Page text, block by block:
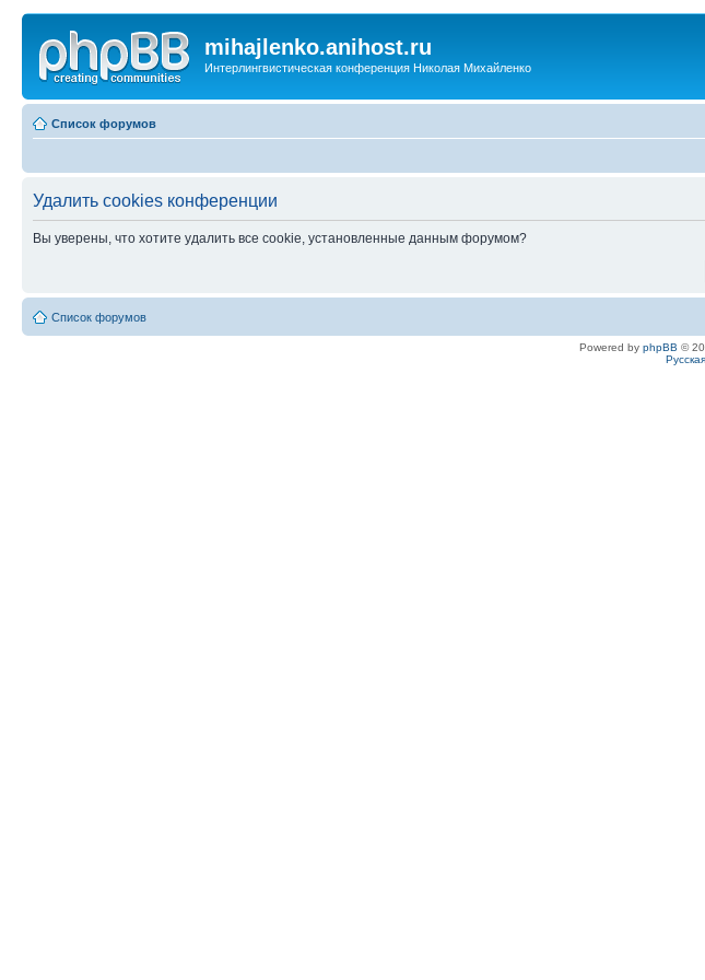
mihajlenko.anihost.ru
Интерлингвистическая конференция Николая Михайленко
Список форумов
Удалить cookies конференции
Вы уверены, что хотите удалить все cookie, установленные данным форумом?
Список форумов
Powered by phpBB ©